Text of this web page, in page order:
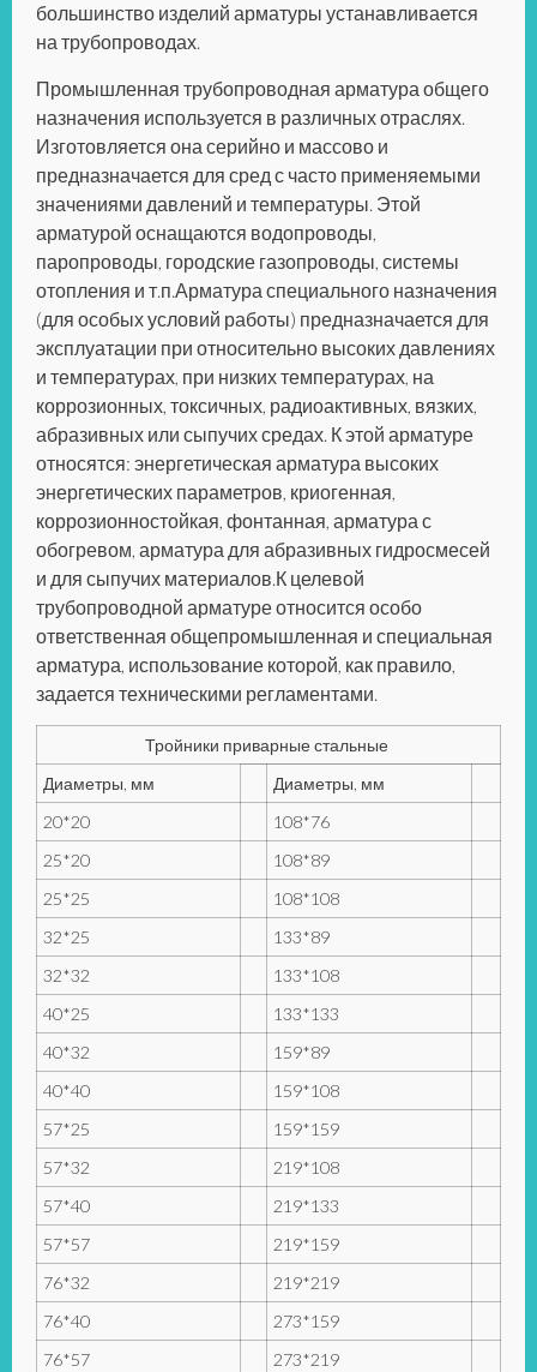
большинство изделий арматуры устанавливается
на трубопроводах.
Промышленная трубопроводная арматура общего
назначения используется в различных отраслях.
Изготовляется она серийно и массово и
предназначается для сред с часто применяемыми
значениями давлений и температуры. Этой
арматурой оснащаются водопроводы,
паропроводы, городские газопроводы, системы
отопления и т.п.Арматура специального назначения
(для особых условий работы) предназначается для
эксплуатации при относительно высоких давлениях
и температурах, при низких температурах, на
коррозионных, токсичных, радиоактивных, вязких,
абразивных или сыпучих средах. К этой арматуре
относятся: энергетическая арматура высоких
энергетических параметров, криогенная,
коррозионностойкая, фонтанная, арматура с
обогревом, арматура для абразивных гидросмесей
и для сыпучих материалов.К целевой
трубопроводной арматуре относится особо
ответственная общепромышленная и специальная
арматура, использование которой, как правило,
задается техническими регламентами.
Тройники приварные стальные
Диаметры, мм
Диаметры, мм
20*20
108*76
25*20
108*89
25*25
108*108
32*25
133*89
32*32
133*108
40*25
133*133
40*32
159*89
40*40
159*108
57*25
159*159
57*32
219*108
57*40
219*133
57*57
219*159
76*32
219*219
76*40
273*159
76*57
273*219